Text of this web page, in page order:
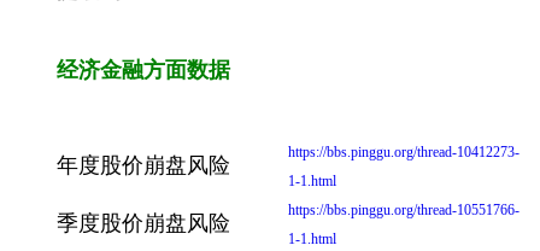
经济金融方面数据
年度股价崩盘风险
https://bbs.pinggu.org/thread-10412273-
1-1.html
季度股价崩盘风险
https://bbs.pinggu.org/thread-10551766-
1-1.html